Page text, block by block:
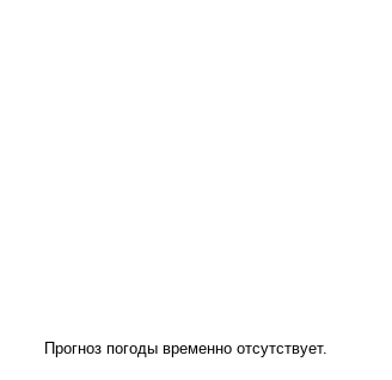
Прогноз погоды временно отсутствует.